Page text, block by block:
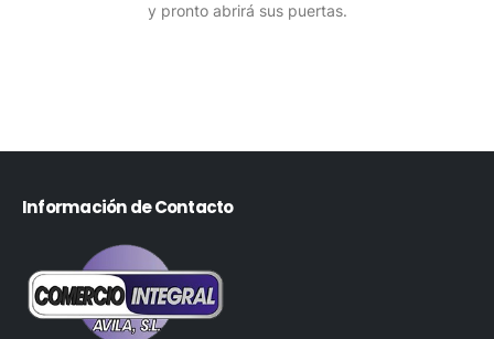
y pronto abrirá sus puertas.
Información de Contacto